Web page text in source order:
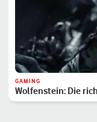
GAMING
Wolfenstein: Die